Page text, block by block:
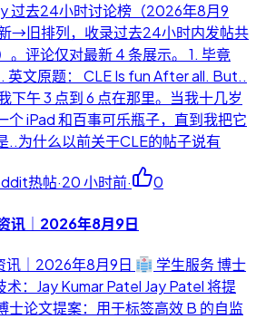
过去24小时讨论榜（2026年8月9
→旧排列，收录过去24小时内发帖共
。评论仅对最新 4 条展示。 1. 毕竟
英文原题： CLE Is fun After all. But..
下午 3 点到 6 点在那里。当我十几岁
个 iPad 和百事可乐瓶子，直到我把它
..为什么以前关于CLE的帖子说有
热帖·20 小时前· 0
讯｜2026年8月9日
讯｜2026年8月9日
学生服务 博士
术：Jay Kumar Patel Jay Patel 将提
士论文提案：用于标签高效 B 的自监